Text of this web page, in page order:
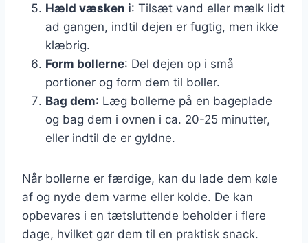
Hæld væsken i: Tilsæt vand eller mælk lidt
ad gangen, indtil dejen er fugtig, men ikke
klæbrig.
Form bollerne: Del dejen op i små
portioner og form dem til boller.
Bag dem: Læg bollerne på en bageplade
og bag dem i ovnen i ca. 20-25 minutter,
eller indtil de er gyldne.
Når bollerne er færdige, kan du lade dem køle
af og nyde dem varme eller kolde. De kan
opbevares i en tætsluttende beholder i flere
dage, hvilket gør dem til en praktisk snack.